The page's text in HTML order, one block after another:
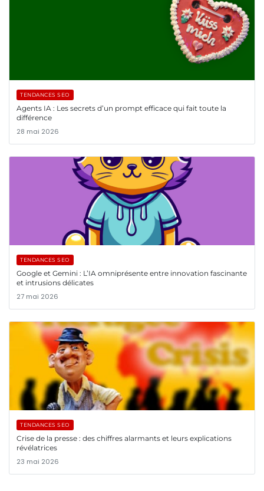
TENDANCES SEO
Agents IA : Les secrets d’un prompt efficace qui fait toute la
différence
28 mai 2026
TENDANCES SEO
Google et Gemini : L’IA omniprésente entre innovation fascinante
et intrusions délicates
27 mai 2026
TENDANCES SEO
Crise de la presse : des chiffres alarmants et leurs explications
révélatrices
23 mai 2026